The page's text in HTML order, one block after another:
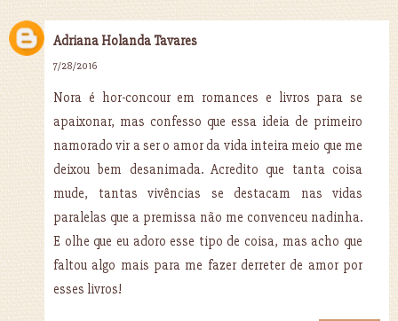
Adriana Holanda Tavares
7/28/2016
Nora é hor-concour em romances e livros para se
apaixonar, mas confesso que essa ideia de primeiro
namorado vir a ser o amor da vida inteira meio que me
deixou bem desanimada. Acredito que tanta coisa
mude, tantas vivências se destacam nas vidas
paralelas que a premissa não me convenceu nadinha.
E olhe que eu adoro esse tipo de coisa, mas acho que
faltou algo mais para me fazer derreter de amor por
esses livros!